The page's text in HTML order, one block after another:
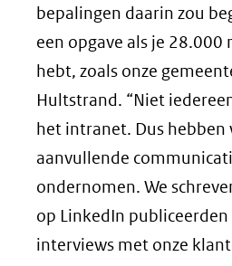
bepalingen daarin zou
een opgave als je 28.000
hebt, zoals onze
Hultstrand. “Niet
het intranet. Dus hebben
aanvullende
ondernomen. We
op LinkedIn
interviews met onze